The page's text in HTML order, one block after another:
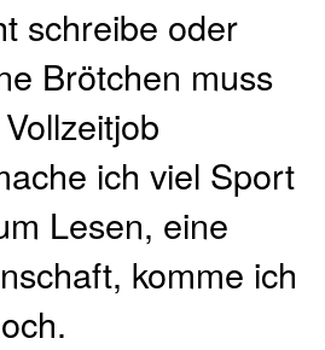
schreibe oder
Brötchen muss
ich viel Sport
Lesen, eine
komme ich